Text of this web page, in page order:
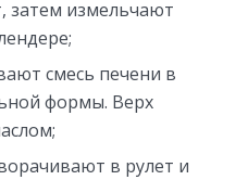
затем измельчают
смесь печени в
формы. Верх
в рулет и